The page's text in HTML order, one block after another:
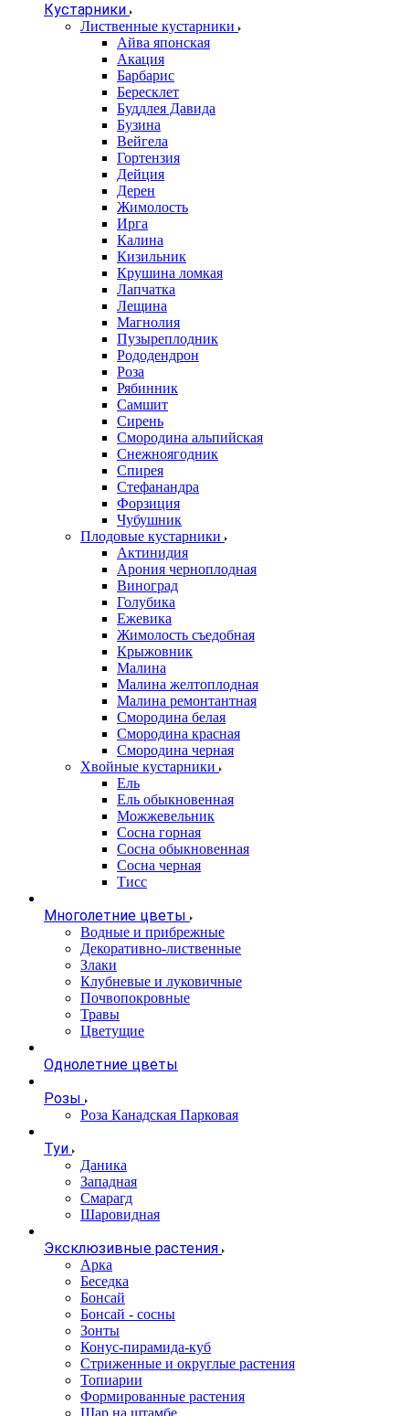
Кустарники
Лиственные кустарники
Айва японская
Акация
Барбарис
Бересклет
Буддлея Давида
Бузина
Вейгела
Гортензия
Дейция
Дерен
Жимолость
Ирга
Калина
Кизильник
Крушина ломкая
Лапчатка
Лещина
Магнолия
Пузыреплодник
Рододендрон
Роза
Рябинник
Самшит
Сирень
Смородина альпийская
Снежноягодник
Спирея
Стефанандра
Форзиция
Чубушник
Плодовые кустарники
Актинидия
Арония черноплодная
Виноград
Голубика
Ежевика
Жимолость съедобная
Крыжовник
Малина
Малина желтоплодная
Малина ремонтантная
Смородина белая
Смородина красная
Смородина черная
Хвойные кустарники
Ель
Ель обыкновенная
Можжевельник
Сосна горная
Сосна обыкновенная
Сосна черная
Тисс
Многолетние цветы
Водные и прибрежные
Декоративно-лиственные
Злаки
Клубневые и луковичные
Почвопокровные
Травы
Цветущие
Однолетние цветы
Розы
Роза Канадская Парковая
Туи
Даника
Западная
Смарагд
Шаровидная
Эксклюзивные растения
Арка
Беседка
Бонсай
Бонсай - сосны
Зонты
Конус-пирамида-куб
Стриженные и округлые растения
Топиарии
Формированные растения
Шар на штамбе